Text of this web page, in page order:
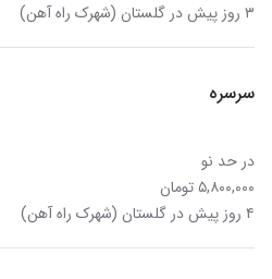
۳ روز پیش در گلستان (شهرک راه آهن)
سرسره
در حد نو
۵,۸۰۰,۰۰۰ تومان
۴ روز پیش در گلستان (شهرک راه آهن)